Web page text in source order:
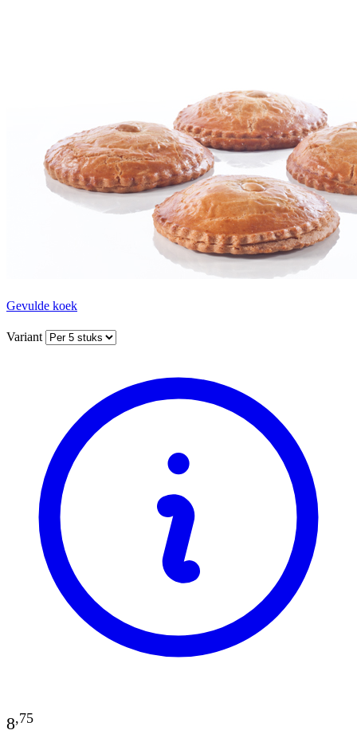
Gevulde koek
Variant
8,75